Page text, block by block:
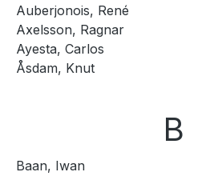
Auberjonois, René
Axelsson, Ragnar
Ayesta, Carlos
Åsdam, Knut
B
Baan, Iwan